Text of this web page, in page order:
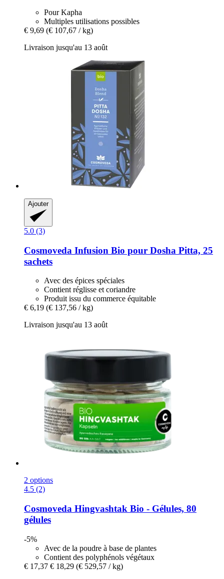
Pour Kapha
Multiples utilisations possibles
€ 9,69 (€ 107,67 / kg)
Livraison jusqu'au 13 août
Ajouter
5.0 (3)
Cosmoveda Infusion Bio pour Dosha Pitta, 25
sachets
Avec des épices spéciales
Contient réglisse et coriandre
Produit issu du commerce équitable
€ 6,19 (€ 137,56 / kg)
Livraison jusqu'au 13 août
2 options
4.5 (2)
Cosmoveda Hingvashtak Bio -​ Gélules, 80
gélules
-5%
Avec de la poudre à base de plantes
Contient des polyphénols végétaux
€ 17,37 € 18,29 (€ 529,57 / kg)